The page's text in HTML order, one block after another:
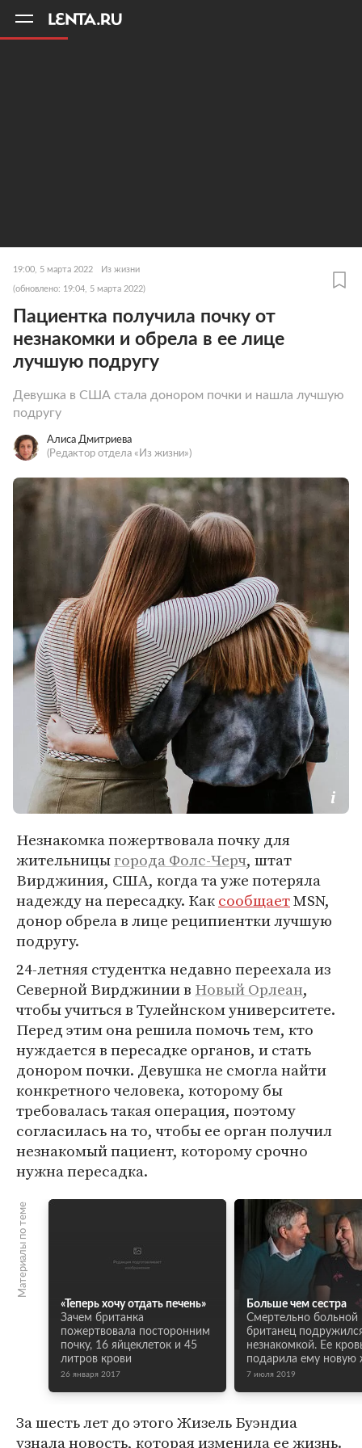
19:00, 5 марта 2022 Из жизни
(обновлено: 19:04, 5 марта 2022)
Пациентка получила почку от
незнакомки и обрела в ее лице
лучшую подругу
Девушка в США стала донором почки и нашла лучшую
подругу
Алиса Дмитриева
(Редактор отдела «Из жизни»)
Незнакомка пожертвовала почку для
жительницыгорода Фолс-Черч, штат
Вирджиния, США, когда та уже потеряла
надежду на пересадку. КаксообщаетMSN,
донор обрела в лице реципиентки лучшую
подругу.
24-летняя студентка недавно переехала из
Северной Вирджинии в Новый Орлеан,
чтобы учиться в Тулейнском университете.
Перед этим она решила помочь тем, кто
нуждается в пересадке органов, и стать
донором почки. Девушка не смогла найти
конкретного человека, которому бы
требовалась такая операция, поэтому
согласилась на то, чтобы ее орган получил
незнакомый пациент, которому срочно
нужна пересадка.
Материалы по теме
«Теперь хочу отдать печень»
Зачем британка
пожертвовала посторонним
почку, 16 яйцеклеток и 45
литров крови
26 января 2017
Больше чем сестра
Смертельно больной
британец
незнакомкой. Ее
подарила ему новую
7 июля 2019
За шесть лет до этого Жизель Буэндиа
узнала новость, которая изменила ее жизнь.